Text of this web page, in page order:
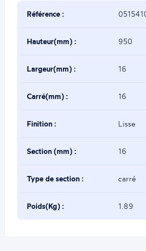
Référence :
Hauteur(mm) : 950
Largeur(mm) : 16
Carré(mm) : 16
Finition : Lisse
Section (mm) : 16
Type de section : carré
Poids(Kg) : 1.89